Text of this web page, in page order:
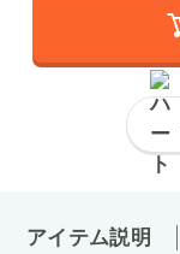
アイテム説明